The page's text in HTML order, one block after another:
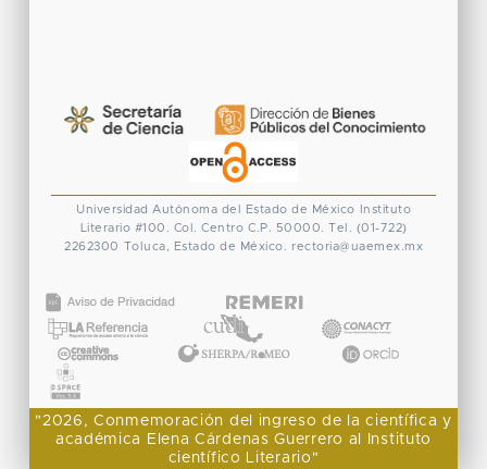
Universidad Autónoma del Estado de México
Instituto
Literario #100. Col. Centro C.P. 50000. Tel. (01-722)
2262300 Toluca, Estado de México. rectoria@uaemex.mx
"2026, Conmemoración del ingreso de la científica y
académica Elena Cárdenas Guerrero al Instituto
científico Literario"